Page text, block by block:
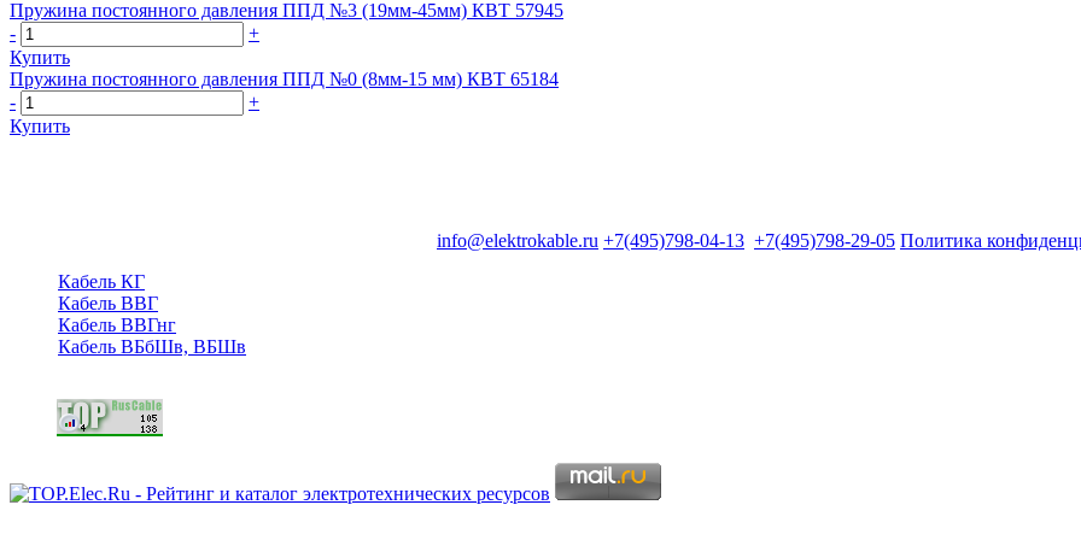
Пружина постоянного давления ППД №3 (19мм-45мм) КВТ 57945
-
+
Купить
Пружина постоянного давления ППД №0 (8мм-15 мм) КВТ 65184
-
+
Купить
info@elektrokable.ru +7(495)798-04-13 +7(495)798-29-05 Политика
Кабель КГ
Кабель ВВГ
Кабель ВВГнг
Кабель ВБбШв, ВБШв